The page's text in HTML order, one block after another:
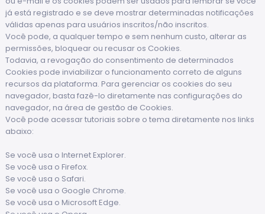
já está registrado e se deve mostrar determinadas notificações
válidas apenas para usuários inscritos/não inscritos.
Você pode, a qualquer tempo e sem nenhum custo, alterar as
permissões, bloquear ou recusar os Cookies.
Todavia, a revogação do consentimento de determinados
Cookies pode inviabilizar o funcionamento correto de alguns
recursos da plataforma. Para gerenciar os cookies do seu
navegador, basta fazê-lo diretamente nas configurações do
navegador, na área de gestão de Cookies.
Você pode acessar tutoriais sobre o tema diretamente nos links
abaixo:
Se você usa o Internet Explorer.
Se você usa o Firefox.
Se você usa o Safari.
Se você usa o Google Chrome.
Se você usa o Microsoft Edge.